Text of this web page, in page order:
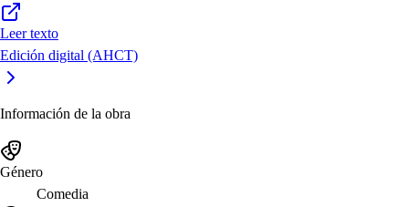
Leer texto
Edición digital (AHCT)
Información de la obra
Género
Comedia